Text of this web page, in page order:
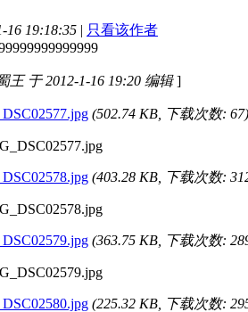
16 19:18:35 | 只看该作者
王 于 2012-1-16 19:20 编辑]
(502.74 KB, 下载次数: 67)
(403.28 KB, 下载次数:
(363.75 KB, 下载次数:
(225.32 KB, 下载次数: